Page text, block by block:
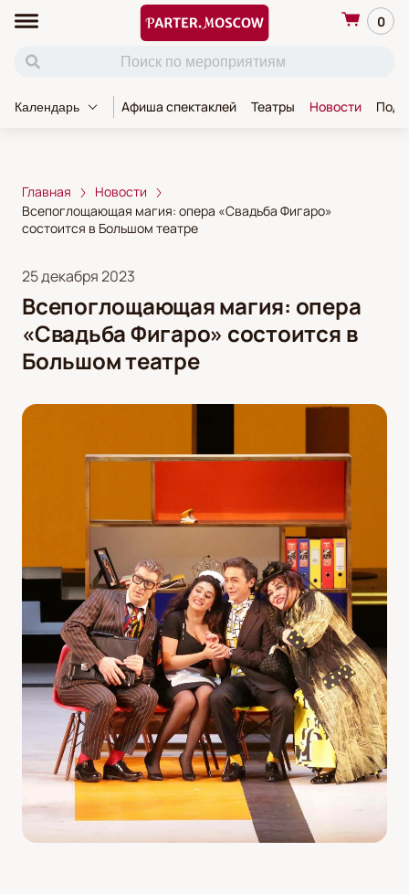
0
Календарь Афиша спектаклей Театры Новости
Главная
Новости
Всепоглощающая магия: опера «Свадьба Фигаро»
состоится в Большом театре
25 декабря 2023
Всепоглощающая магия: опера
«Свадьба Фигаро» состоится в
Большом театре